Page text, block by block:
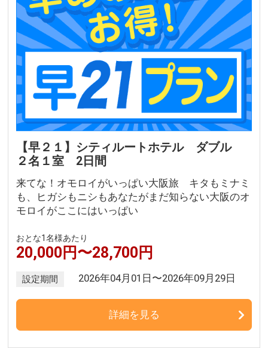
【早２１】シティルートホテル ダブル
２名１室 2日間
来てな！オモロイがいっぱい大阪旅 キタもミナミ
も、ヒガシもニシもあなたがまだ知らない大阪のオ
モロイがここにはいっぱい
おとな1名様あたり
20,000円〜28,700円
設定期間 2026年04月01日〜2026年09月29日
詳細を見る